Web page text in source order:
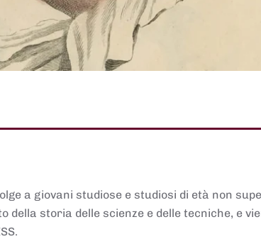
a giovani studiose e studiosi di età non
storia delle scienze e delle tecniche, e